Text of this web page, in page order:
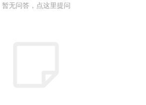
暂无问答，点这里提问